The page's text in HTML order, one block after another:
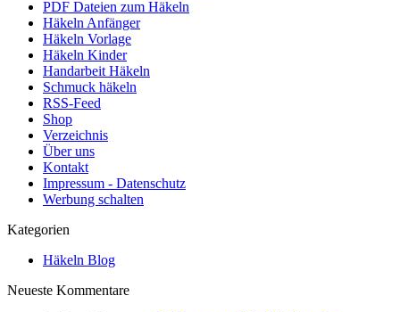
PDF Dateien zum Häkeln
Häkeln Anfänger
Häkeln Vorlage
Häkeln Kinder
Handarbeit Häkeln
Schmuck häkeln
RSS-Feed
Shop
Verzeichnis
Über uns
Kontakt
Impressum - Datenschutz
Werbung schalten
Kategorien
Häkeln Blog
Neueste Kommentare